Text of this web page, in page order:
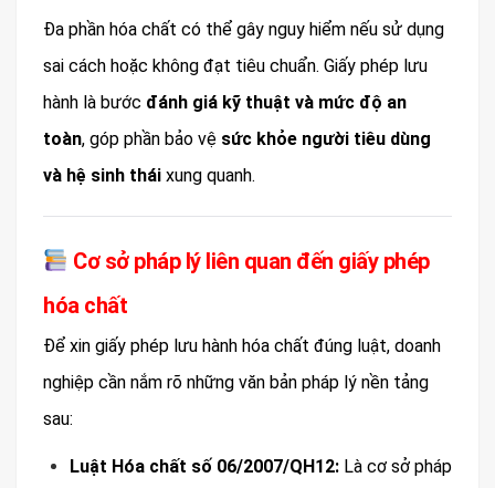
Đa phần hóa chất có thể gây nguy hiểm nếu sử dụng
sai cách hoặc không đạt tiêu chuẩn. Giấy phép lưu
hành là bước đánh giá kỹ thuật và mức độ an
toàn, góp phần bảo vệ sức khỏe người tiêu dùng
và hệ sinh thái xung quanh.
Cơ sở pháp lý liên quan đến giấy phép
hóa chất
Để xin giấy phép lưu hành hóa chất đúng luật, doanh
nghiệp cần nắm rõ những văn bản pháp lý nền tảng
sau:
Luật Hóa chất số 06/2007/QH12: Là cơ sở pháp